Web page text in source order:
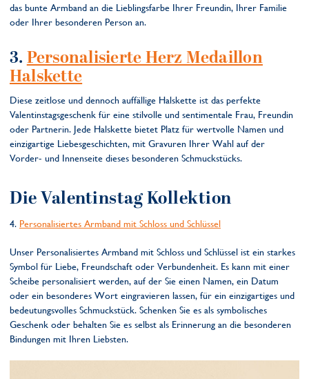
das bunte Armband an die Lieblingsfarbe Ihrer Freundin, Ihrer Familie
oder Ihrer besonderen Person an.
3.Personalisierte Herz Medaillon
Halskette
Diese zeitlose und dennoch auffällige Halskette ist das perfekte
Valentinstagsgeschenk für eine stilvolle und sentimentale Frau, Freundin
oder Partnerin. Jede Halskette bietet Platz für wertvolle Namen und
einzigartige Liebesgeschichten, mit Gravuren Ihrer Wahl auf der
Vorder- und Innenseite dieses besonderen Schmuckstücks.
Die Valentinstag Kollektion
4. Personalisiertes Armband mit Schloss und Schlüssel
Unser Personalisiertes Armband mit Schloss und Schlüssel ist ein starkes
Symbol für Liebe, Freundschaft oder Verbundenheit. Es kann mit einer
Scheibe personalisiert werden, auf der Sie einen Namen, ein Datum
oder ein besonderes Wort eingravieren lassen, für ein einzigartiges und
bedeutungsvolles Schmuckstück. Schenken Sie es als symbolisches
Geschenk oder behalten Sie es selbst als Erinnerung an die besonderen
Bindungen mit Ihren Liebsten.